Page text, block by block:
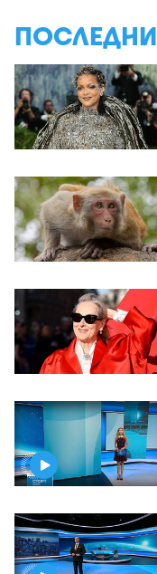
ПОСЛЕДНИ